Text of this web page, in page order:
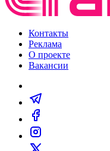
Контакты
Реклама
О проекте
Вакансии